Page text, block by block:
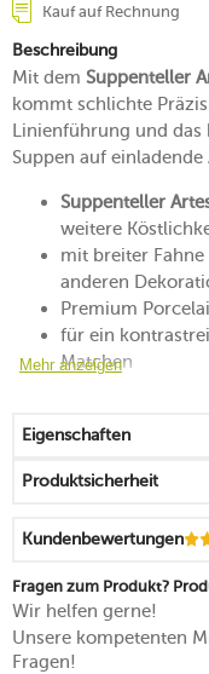
Kauf auf Rechnung
Beschreibung
Mit dem Suppenteller
kommt schlichte
Linienführung und das
Suppen auf einladende
Suppenteller
weitere
mit breiter
anderen
Premium
für ein
Matchen
Mehr anzeigen
Eigenschaften
Produktsicherheit
Kundenbewertungen
Fragen zum Produkt?
Wir helfen gerne!
Unsere kompetenten
Fragen!